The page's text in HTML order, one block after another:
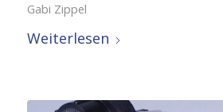
Gabi Zippel
Weiterlesen